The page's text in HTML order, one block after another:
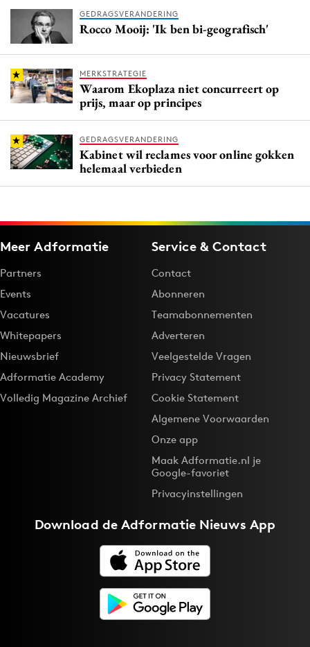
GEDRAGSVERANDERING
Rocco Mooij: 'Ik ben bi-geografisch'
MERKSTRATEGIE
Waarom Ekoplaza niet concurreert op
prijs, maar op principes
GEDRAGSVERANDERING
Kabinet wil reclames voor online gokken
helemaal verbieden
Meer Adformatie
Partners
Events
Vacatures
Whitepapers
Nieuwsbrief
Adformatie Academy
Volledig Magazine Archief
Service & Contact
Contact
Abonneren
Teamabonnementen
Adverteren
Veelgestelde Vragen
Privacy Statement
Cookie Statement
Algemene Voorwaarden
Onze app
Maak Adformatie.nl je
Google-favoriet
Privacyinstellingen
Download deAdformatie Nieuws App